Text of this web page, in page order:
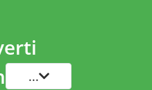
...